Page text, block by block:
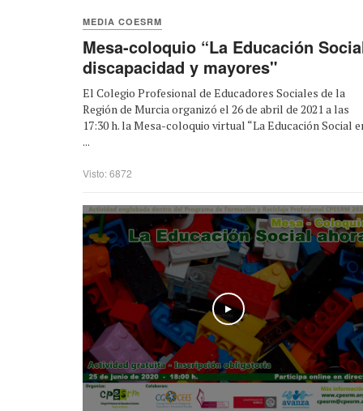
MEDIA COESRM
Mesa-coloquio “La Educación
discapacidad y mayores"
El Colegio Profesional de Educadores Sociales de la
Región de Murcia organizó el 26 de abril de 2021 a las
17:30​ h. la Mesa-coloquio virtual “La Educación Social
...
Visto: 6872
Play